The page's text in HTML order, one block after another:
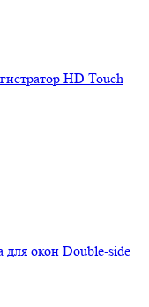
HD Touch
окон Double-side